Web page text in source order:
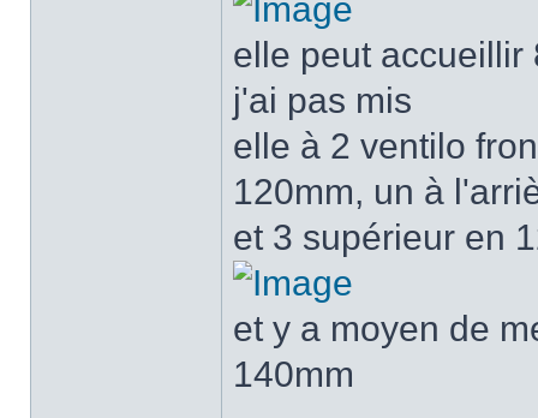
elle peut accueillir
j'ai pas mis
elle à 2 ventilo
120mm, un à
et 3 supérieur en
et y a moyen de
140mm